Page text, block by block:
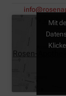
Rosen-
Mit